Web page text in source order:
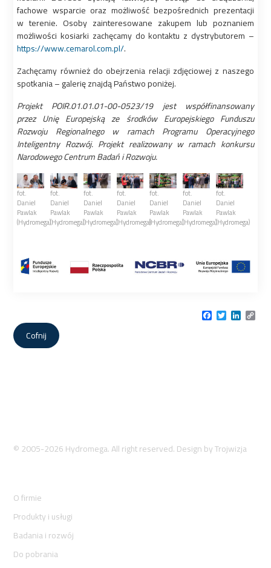
fachowe wsparcie oraz możliwość bezpośrednich prezentacji
w terenie. Osoby zainteresowane zakupem lub poznaniem
możliwości kosiarki zachęcamy do kontaktu z dystrybutorem –
https://www.cemarol.com.pl/.
Zachęcamy również do obejrzenia relacji zdjęciowej z naszego
spotkania – galerię znajdą Państwo poniżej.
Projekt POIR.01.01.01-00-0523/19 jest współfinansowany
przez Unię Europejską ze środków Europejskiego Funduszu
Rozwoju Regionalnego w ramach Programu Operacyjnego
Inteligentny Rozwój. Projekt realizowany w ramach konkursu
Narodowego Centrum Badań i Rozwoju.
fot.
Daniel
Pawlak
(Hydromega)
fot.
Daniel
Pawlak
(Hydromega)
fot.
Daniel
Pawlak
(Hydromega)
fot.
Daniel
Pawlak
(Hydromega)
fot.
Daniel
Pawlak
(Hydromega)
fot.
Daniel
Pawlak
(Hydromega)
fot.
Daniel
Pawlak
(Hydromega)
Facebook
Twitter
Link
Cofnij
© 2005-2026 Hydromega. All right reserved. Design byTrojwizja
O firmie
Produkty i usługi
Badania i rozwój
Do pobrania